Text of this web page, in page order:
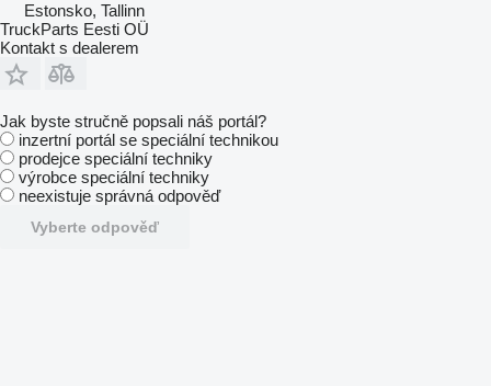
Estonsko, Tallinn
TruckParts Eesti OÜ
Kontakt s dealerem
Jak byste stručně popsali náš portál?
inzertní portál se speciální technikou
prodejce speciální techniky
výrobce speciální techniky
neexistuje správná odpověď
Vyberte odpověď